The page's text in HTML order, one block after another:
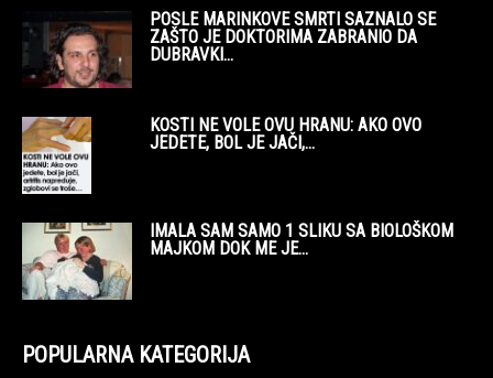
POSLE MARINKOVE SMRTI SAZNALO SE
ZAŠTO JE DOKTORIMA ZABRANIO DA
DUBRAVKI...
KOSTI NE VOLE OVU HRANU: AKO OVO
JEDETE, BOL JE JAČI,...
IMALA SAM SAMO 1 SLIKU SA BIOLOŠKOM
MAJKOM DOK ME JE...
POPULARNA KATEGORIJA